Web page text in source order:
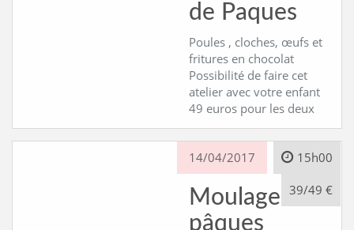
de Paques
Poules , cloches, œufs et
fritures en chocolat
Possibilité de faire cet
atelier avec votre enfant
49 euros pour les deux
14/04/2017 15h00
39/49 €
Moulage de
pâques